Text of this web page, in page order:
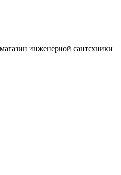
инженерной сантехники